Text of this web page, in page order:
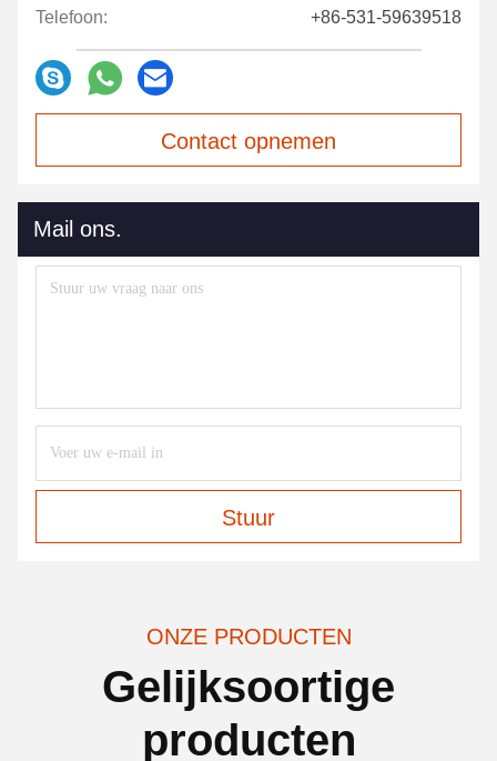
Telefoon: +86-531-59639518
Contact opnemen
Mail ons.
Stuur
ONZE PRODUCTEN
Gelijksoortige
producten